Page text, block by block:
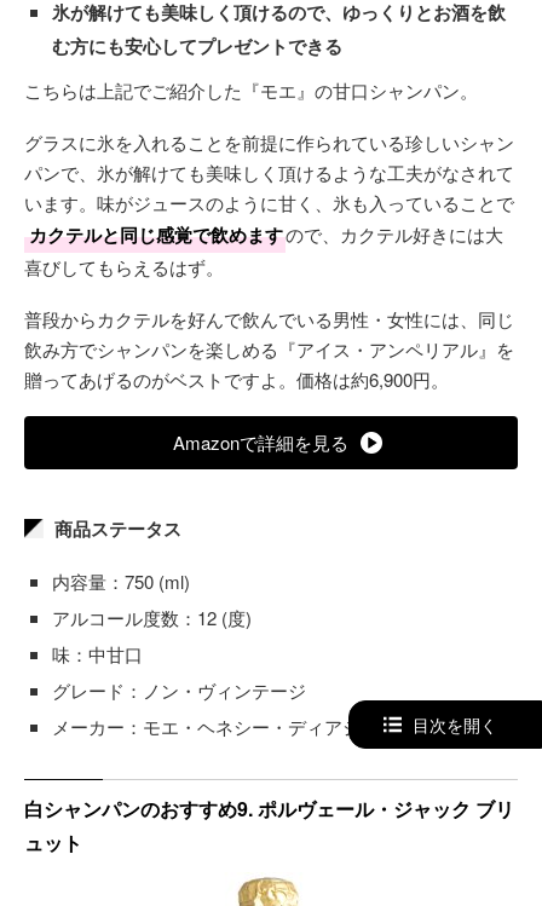
氷が解けても美味しく頂けるので、ゆっくりとお酒を飲
む方にも安心してプレゼントできる
こちらは上記でご紹介した『モエ』の甘口シャンパン。
グラスに氷を入れることを前提に作られている珍しいシャン
パンで、氷が解けても美味しく頂けるような工夫がなされて
います。味がジュースのように甘く、氷も入っていることで
カクテルと同じ感覚で飲めますので、カクテル好きには大
喜びしてもらえるはず。
普段からカクテルを好んで飲んでいる男性・女性には、同じ
飲み方でシャンパンを楽しめる『アイス・アンペリアル』を
贈ってあげるのがベストですよ。価格は約6,900円。
Amazonで詳細を見る
商品ステータス
内容量：750 (ml)
アルコール度数：12 (度)
味：中甘口
グレード：ノン・ヴィンテージ
メーカー：モエ・ヘネシー・ディアジオ
白シャンパンのおすすめ9. ポルヴェール・ジャック ブリ
ュット
目次を開く